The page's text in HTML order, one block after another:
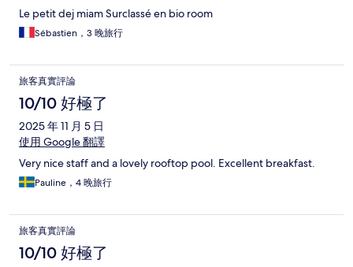
Le petit dej miam Surclassé en bio room
Sébastien，3 晚旅行
旅客真實評論
10/10 好極了
2025 年 11 月 5 日
使用 Google 翻譯
Very nice staff and a lovely rooftop pool. Excellent breakfast.
Pauline，4 晚旅行
旅客真實評論
10/10 好極了